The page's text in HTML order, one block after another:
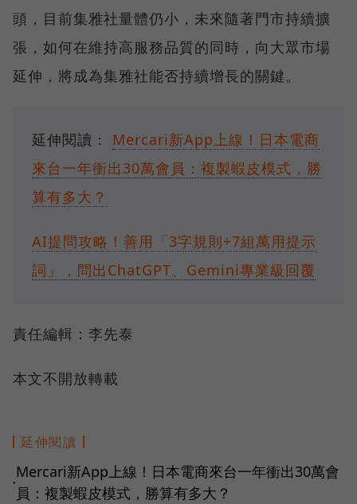
頭，目前集雅社量體仍小，未來隨著門市持續擴
張，如何在維持高服務品質的同時，向大眾市場
延伸，將成為集雅社能否持續增長的關鍵。
延伸閱讀： Mercari新App上線！日本電商
來台一年衝出30萬會員：複製蝦皮模式，勝
算有多大？
AI提問攻略！善用「3字規則+7組萬用提示
詞」，問出ChatGPT、Gemini專業級回覆
責任編輯：李先泰
本文不開放轉載
延伸閱讀
●
Mercari新App上線！日本電商來台一年衝出30萬會
員：複製蝦皮模式，勝算有多大？